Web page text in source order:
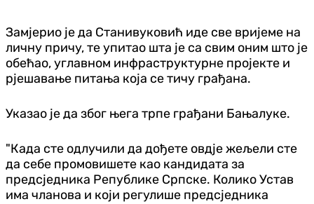
Замјерио је да Станивуковић иде све вријеме на
личну причу, те упитао шта је са свим оним што је
обећао, углавном инфраструктурне пројекте и
рјешавање питања која се тичу грађана.
Указао је да због њега трпе грађани Бањалуке.
"Када сте одлучили да дођете овдје жељели сте
да себе промовишете као кандидата за
предсједника Републике Српске. Колико Устав
има чланова и који регулише предсједника